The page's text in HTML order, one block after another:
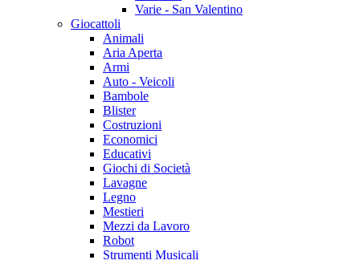
Varie - San Valentino
Giocattoli
Animali
Aria Aperta
Armi
Auto - Veicoli
Bambole
Blister
Costruzioni
Economici
Educativi
Giochi di Società
Lavagne
Legno
Mestieri
Mezzi da Lavoro
Robot
Strumenti Musicali